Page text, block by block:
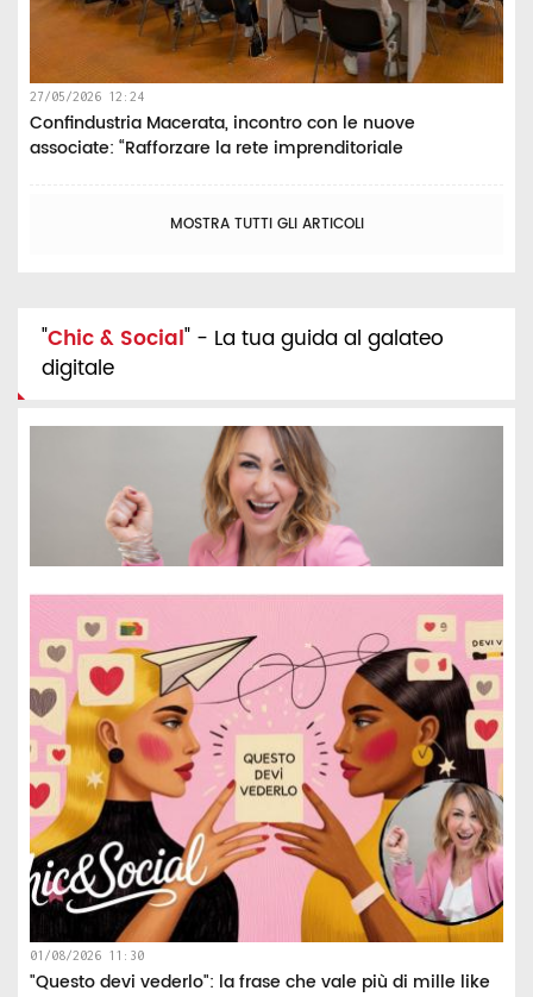
27/05/2026 12:24
Confindustria Macerata, incontro con le nuove
associate: “Rafforzare la rete imprenditoriale
MOSTRA TUTTI GLI ARTICOLI
"Chic & Social" - La tua guida al galateo
digitale
01/08/2026 11:30
"Questo devi vederlo": la frase che vale più di mille like